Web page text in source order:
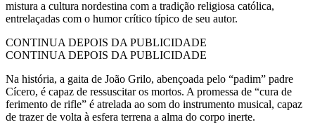
mistura a cultura nordestina com a tradição religiosa católica,
entrelaçadas com o humor crítico típico de seu autor.
CONTINUA DEPOIS DA PUBLICIDADE
CONTINUA DEPOIS DA PUBLICIDADE
Na história, a gaita de João Grilo, abençoada pelo “padim” padre
Cícero, é capaz de ressuscitar os mortos. A promessa de “cura de
ferimento de rifle” é atrelada ao som do instrumento musical, capaz
de trazer de volta à esfera terrena a alma do corpo inerte.